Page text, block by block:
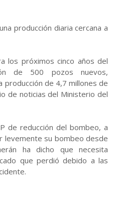
producción diaria cercana a
los próximos cinco años del
de 500 pozos nuevos,
producción de 4,7 millones de
de noticias del Ministerio del
de reducción del bombeo, a
levemente su bombeo desde
ha dicho que necesita
que perdió debido a las